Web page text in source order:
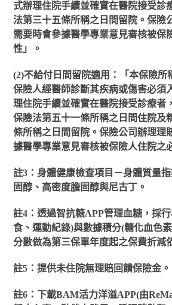
式辦理住院手續並確實在醫院接受診
法第三十五條所稱之日間留院。保險
需要時會參據醫學專業意見審核被保
性」。
(2)不給付日間留院適用：「本保險所
保險人經醫師診斷其疾病或傷害必須
理住院手續並確實在醫院接受診療者
保險法第五十一條所稱之日間住院及
條所稱之日間留院。保險公司辦理理
據醫學專業意見審核被保險人住院之
註3 ：身體健康檢查項目－身體質量
固醇、高密度膽固醇與尼古丁。
註4 ：透過智抗糖APP管理血糖，採
食、運動紀錄)與數據積分(糖化血色
分數做為第三保單年度起之保費折減
註5 ：提供未住院無理賠回饋保險金。
註6 ：下載BAM活力洋溢APP(由